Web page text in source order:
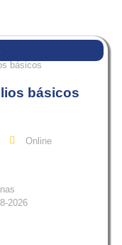
básicos
Online
2026